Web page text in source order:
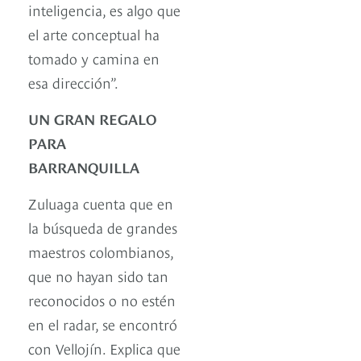
inteligencia, es algo que
el arte conceptual ha
tomado y camina en
esa dirección”.
UN GRAN REGALO
PARA
BARRANQUILLA
Zuluaga cuenta que en
la búsqueda de grandes
maestros colombianos,
que no hayan sido tan
reconocidos o no estén
en el radar, se encontró
con Vellojín. Explica que